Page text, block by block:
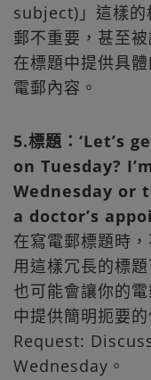
subject)」這樣的
郵不重要，甚至
在標題中提供具
電郵內容。
5.標題：‘Let’s
on Tuesday?
Wednesday or
a doctor’s
在寫電郵標題時
用這樣冗長的標
也可能會讓你的
中提供簡明扼要
Request:
Wednesday。